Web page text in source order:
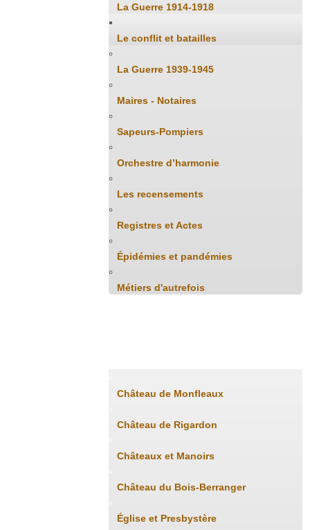
La Guerre 1914-1918
Le conflit et batailles
La Guerre 1939-1945
Maires - Notaires
Sapeurs-Pompiers
Orchestre d’harmonie
Les recensements
Registres et Actes
Épidémies et pandémies
Métiers d'autrefois
Château de Monfleaux
Château de Rigardon
Châteaux et Manoirs
Château du Bois-Berranger
Église et Presbystère